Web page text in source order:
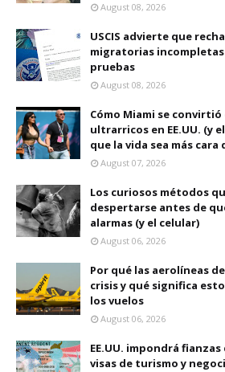
August 08, 2026
USCIS advierte que
migratorias
pruebas
August 08, 2026
Cómo Miami se
ultrarricos en EE.UU. (y
que la vida sea más cara
August 07, 2026
Los curiosos métodos
despertarse antes de
alarmas (y el celular)
August 06, 2026
Por qué las aerolíneas
crisis y qué significa
los vuelos
August 06, 2026
EE.UU. impondrá fianzas
visas de turismo y